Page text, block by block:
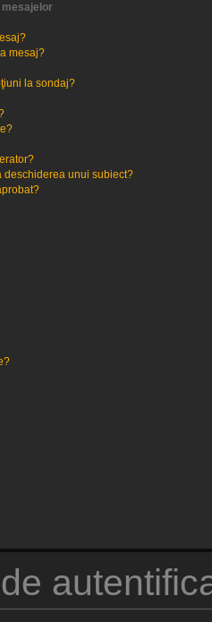
mesajelor
mesaj?
la sondaj?
deschiderea unui subiect?